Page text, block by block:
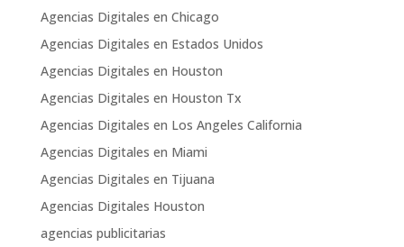
Agencias Digitales en Chicago
Agencias Digitales en Estados Unidos
Agencias Digitales en Houston
Agencias Digitales en Houston Tx
Agencias Digitales en Los Angeles California
Agencias Digitales en Miami
Agencias Digitales en Tijuana
Agencias Digitales Houston
agencias publicitarias